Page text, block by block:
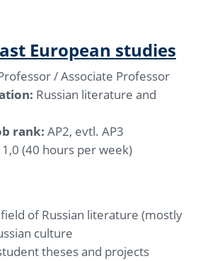
European studies
/ Associate Professor
Russian literature and
rank: AP2, evtl. AP3
1,0 (40 hours per week)
of Russian literature (mostly
culture
theses and projects